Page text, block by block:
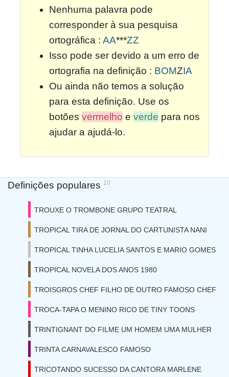
Nenhuma palavra pode
corresponder à sua pesquisa
ortográfica : AA***ZZ
Isso pode ser devido a um erro de
ortografia na definição : BOMZIA
Ou ainda não temos a solução
para esta definição. Use os
botões vermelho e verde para nos
ajudar a ajudá-lo.
Definições populares 10
TROUXE O TROMBONE GRUPO TEATRAL
TROPICAL TIRA DE JORNAL DO CARTUNISTA NANI
TROPICAL TINHA LUCELIA SANTOS E MARIO GOMES
TROPICAL NOVELA DOS ANOS 1980
TROISGROS CHEF FILHO DE OUTRO FAMOSO CHEF
TROCA-TAPA O MENINO RICO DE TINY TOONS
TRINTIGNANT DO FILME UM HOMEM UMA MULHER
TRINTA CARNAVALESCO FAMOSO
TRICOTANDO SUCESSO DA CANTORA MARLENE